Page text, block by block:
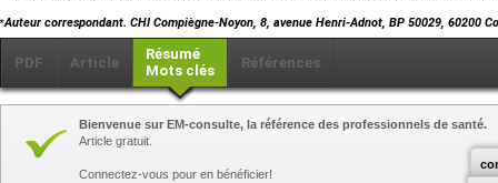
⁎Auteur correspondant. CHI Compiègne-Noyon, 8, avenue Henri-Adnot, BP 50029, 60200
PDF Article
Résumé
Mots clés
Références
Bienvenue sur EM-consulte, la référence des professionnels de santé.
Article gratuit.
Connectez-vous pour en bénéficier!